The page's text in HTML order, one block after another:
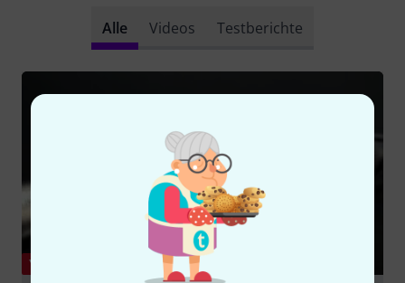
Alle Videos Testberichte
YOUTUBE